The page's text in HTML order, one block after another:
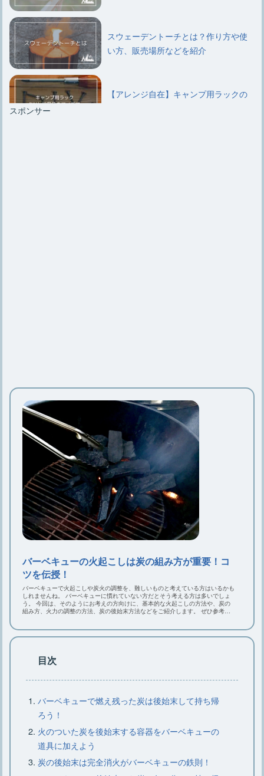
スウェーデントーチとは？作り方や使
い方、販売場所などを紹介
【アレンジ自在】キャンプ用ラックの
【コールマンのジェネレーター】仕組
みや交換時期、分解について
【小型クーラーボックス】種類や素
材、選び方、おすすめ15選
キャンプに枕は必要？キャンプにおす
すめなニトリの枕
大型クーラーボックスはこれでキマ
リ・選び方のコツとおすすめ7選
スポンサー
バーベキューの火起こしは炭の組み方が重要！コ
ツを伝授！
バーベキューで火起こしや炭火の調整を、難しいものと考えている方はいるかも
しれませんね。 バーベキューに慣れていない方だとそう考える方は多いでしょ
う。 今回は、そのようにお考えの方向けに、基本的な火起こしの方法や、炭の
組み方、火力の調整の方法、炭の後始末方法などをご紹介します。 ぜひ参考に
目次
バーベキューで燃え残った炭は後始末して持ち帰
ろう！
火のついた炭を後始末する容器をバーベキューの
道具に加えよう
炭の後始末は完全消火がバーベキューの鉄則！